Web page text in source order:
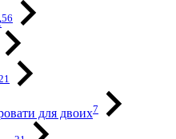
56
для двоих7